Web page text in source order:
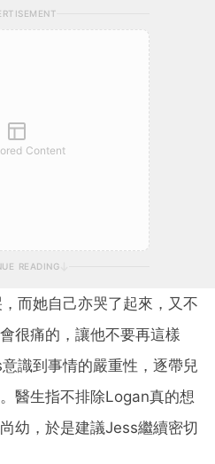
Content
READING
而她自己亦哭了起來，又不
很痛的，讓他不要再這樣
識到事情的嚴重性，逐帶兒
醫生指不排除Logan真的想
幼，於是建議Jess繼續密切